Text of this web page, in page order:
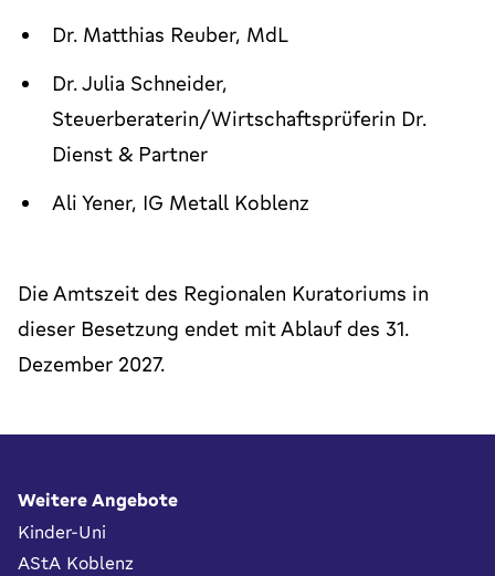
Dr. Matthias Reuber, MdL
Dr. Julia Schneider,
Steuerberaterin/Wirtschaftsprüferin Dr.
Dienst & Partner
Ali Yener, IG Metall Koblenz
Die Amtszeit des Regionalen Kuratoriums in
dieser Besetzung endet mit Ablauf des 31.
Dezember 2027.
Fußbereich
Weitere Angebote
Kinder-Uni
AStA Koblenz